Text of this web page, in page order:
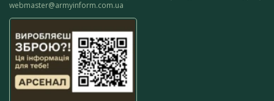
webmaster@armyinform.com.ua